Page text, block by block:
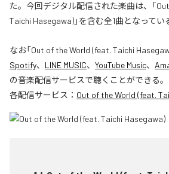
た。今回デジタル配信された楽曲は、「
Taichi Hasegawa)」を含む全1曲となってい
なお「Out of the World (feat. Taichi
Spotify、 LINE MUSIC、 YouTube Music、
の音楽配信サービスで聴くことができる。
各配信サービス： Out of the World (feat.